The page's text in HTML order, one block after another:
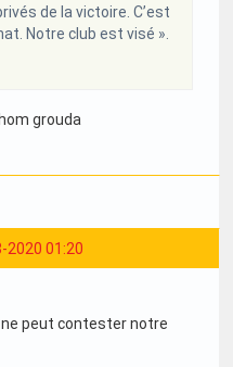
de la victoire. C’est
Notre club est visé ».
grouda
2020 01:20
peut contester notre